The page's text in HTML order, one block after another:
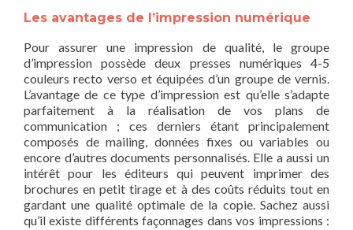
Les avantages de l’impression numérique
Pour assurer une impression de qualité, le groupe
d’impression possède deux presses numériques 4-5
couleurs recto verso et équipées d’un groupe de vernis.
L’avantage de ce type d’impression est qu’elle s’adapte
parfaitement à la réalisation de vos plans de
communication ; ces derniers étant principalement
composés de mailing, données fixes ou variables ou
encore d’autres documents personnalisés. Elle a aussi un
intérêt pour les éditeurs qui peuvent imprimer des
brochures en petit tirage et à des coûts réduits tout en
gardant une qualité optimale de la copie. Sachez aussi
qu’il existe différents façonnages dans vos impressions :